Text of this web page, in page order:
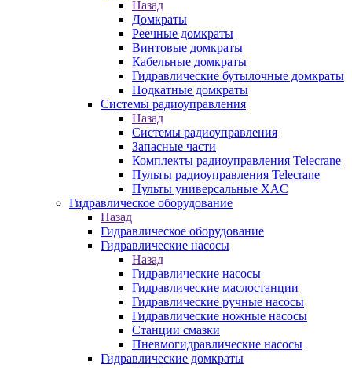
Назад
Домкраты
Реечные домкраты
Винтовые домкраты
Кабельные домкраты
Гидравлические бутылочные домкраты
Подкатные домкраты
Системы радиоуправления
Назад
Системы радиоуправления
Запасные части
Комплекты радиоуправления Telecrane
Пульты радиоуправления Telecrane
Пульты универсальные XAC
Гидравлическое оборудование
Назад
Гидравлическое оборудование
Гидравлические насосы
Назад
Гидравлические насосы
Гидравлические маслостанции
Гидравлические ручные насосы
Гидравлические ножные насосы
Станции смазки
Пневмогидравлические насосы
Гидравлические домкраты